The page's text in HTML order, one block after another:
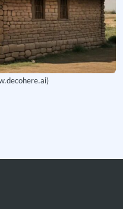
II (Strateji Belgesi)
aşamalarını ortaya koyan
IIII (Tasarım Rehberi)